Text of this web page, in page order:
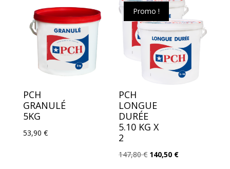
PCH
GRANULÉ
5KG
53,90 €
Promo !
PCH
LONGUE
DURÉE
5.10 KG X
2
147,80€ Le
140,50 €Le